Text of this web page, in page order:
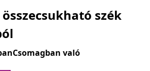
szék
való